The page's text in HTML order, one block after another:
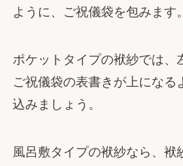
ように、ご祝儀袋を包みます。
ポケットタイプの袱紗では、
ご祝儀袋の表書きが上になる
込みましょう。
風呂敷タイプの袱紗なら、袱